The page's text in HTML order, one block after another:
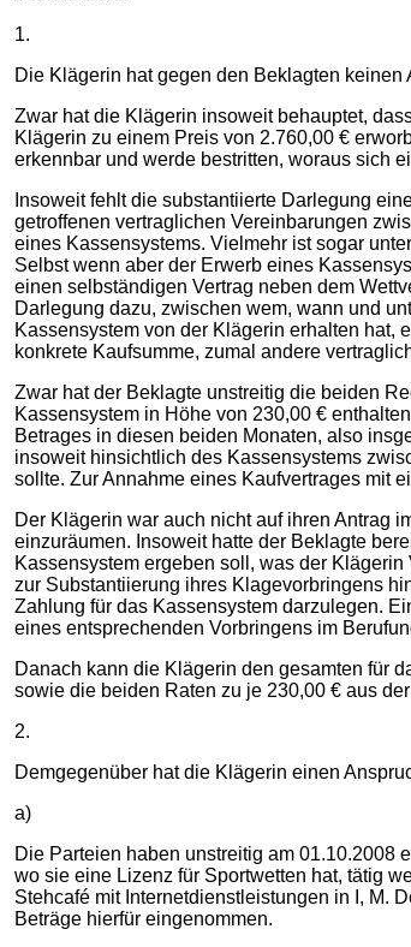
1.
Die Klägerin hat gegen den Beklagten
Zwar hat die Klägerin insoweit behauptet,
Klägerin zu einem Preis von 2.760,00 €
erkennbar und werde bestritten, woraus sich
Insoweit fehlt die substantiierte Darlegung
getroffenen vertraglichen Vereinbarungen
eines Kassensystems. Vielmehr ist sogar
Selbst wenn aber der Erwerb eines
einen selbständigen Vertrag neben dem
Darlegung dazu, zwischen wem, wann und
Kassensystem von der Klägerin erhalten hat,
konkrete Kaufsumme, zumal andere
Zwar hat der Beklagte unstreitig die beiden
Kassensystem in Höhe von 230,00 €
Betrages in diesen beiden Monaten, also
insoweit hinsichtlich des Kassensystems
sollte. Zur Annahme eines Kaufvertrages mit
Der Klägerin war auch nicht auf ihren Antrag
einzuräumen. Insoweit hatte der Beklagte
Kassensystem ergeben soll, was der
zur Substantiierung ihres Klagevorbringens
Zahlung für das Kassensystem darzulegen.
eines entsprechenden Vorbringens im
Danach kann die Klägerin den gesamten für
sowie die beiden Raten zu je 230,00 € aus
2.
Demgegenüber hat die Klägerin einen
a)
Die Parteien haben unstreitig am 01.10.2008
wo sie eine Lizenz für Sportwetten hat, tätig
Stehcafé mit Internetdienstleistungen in I, M.
Beträge hierfür eingenommen.